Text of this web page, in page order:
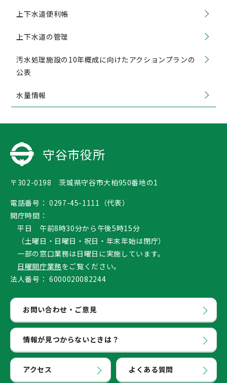
上下水道便利帳
上下水道の管理
汚水処理施設の10年概成に向けたアクションプランの
公表
水量情報
守谷市役所
〒302-0198 茨城県守谷市大柏950番地の1
電話番号： 0297-45-1111（代表）
開庁時間：
平日 午前8時30分から午後5時15分
（土曜日・日曜日・祝日・年末年始は閉庁）
一部の窓口業務は日曜日に実施しています。
日曜開庁業務をご覧ください。
法人番号： 6000020082244
お問い合わせ・ご意見
情報が見つからないときは？
アクセス よくある質問